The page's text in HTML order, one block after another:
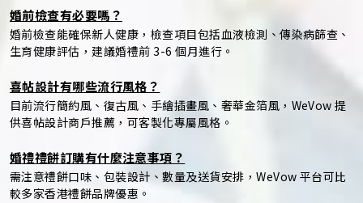
婚前檢查有必要嗎？
婚前檢查能確保新人健康，檢查項目包括血液檢測、傳染病篩查、
生育健康評估，建議婚禮前 3-6 個月進行。
喜帖設計有哪些流行風格？
目前流行簡約風、復古風、手繪插畫風、奢華金箔風，WeVow 提
供喜帖設計商戶推薦，可客製化專屬風格。
婚禮禮餅訂購有什麼注意事項？
需注意禮餅口味、包裝設計、數量及送貨安排，WeVow 平台可比
較多家香港禮餅品牌優惠。